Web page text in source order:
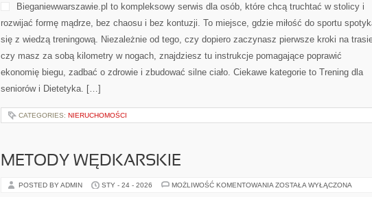
CATEGORIES:NIERUCHOMOŚCI
TRENING DLA MĘŻCZYZN
POSTED BY ADMIN
MĘŻCZYZN
Bieganiewwarszawie.pl to kompleksowy serwis dla
mądrze, bez chaosu i bez kontuzji. To miejsce, gdzie
Niezależnie od tego, czy dopiero zaczynasz pierwsze